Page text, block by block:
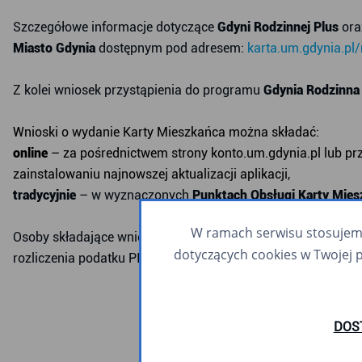
Szczegółowe informacje dotyczące Gdyni Rodzinnej Plus
Miasto Gdynia dostępnym pod adresem:
Z kolei wniosek przystąpienia do programu Gdynia
Wnioski o wydanie Karty Mieszkańca można składać:
online – za pośrednictwem strony konto.um.gdynia.pl lub
zainstalowaniu najnowszej aktualizacji aplikacji,
tradycyjnie – w wyznaczonychPunktach Obsługi Karty
Osoby składające wniosek w formie papierowej powinny
rozliczenia podatku PIT w Gdyni.
W ramach serwisu
dotyczących cookies w Twojej